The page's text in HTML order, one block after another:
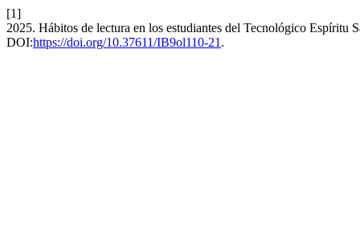
[1]
2025. Hábitos de lectura en los estudiantes del Tecnológico Espíritu
DOI:https://doi.org/10.37611/IB9ol110-21 .